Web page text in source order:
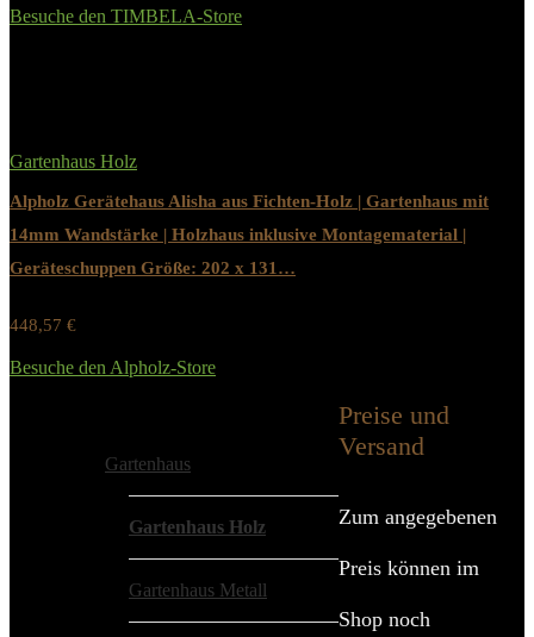
Besuche den TIMBELA-Store
Gartenhaus Holz
Alpholz Gerätehaus Alisha aus Fichten-Holz | Gartenhaus mit
14mm Wandstärke | Holzhaus inklusive Montagematerial |
Geräteschuppen Größe: 202 x 131…
448,57 €
Besuche den Alpholz-Store
Gartenhaus
Gartenhaus Holz
Gartenhaus Metall
Preise und
Versand
Zum angegebenen
Preis können im
Shop noch